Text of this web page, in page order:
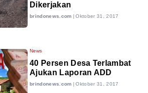
Dikerjakan
brindonews.com | Oktober 31, 2017
News
40 Persen Desa Terlambat
Ajukan Laporan ADD
brindonews.com | Oktober 31, 2017